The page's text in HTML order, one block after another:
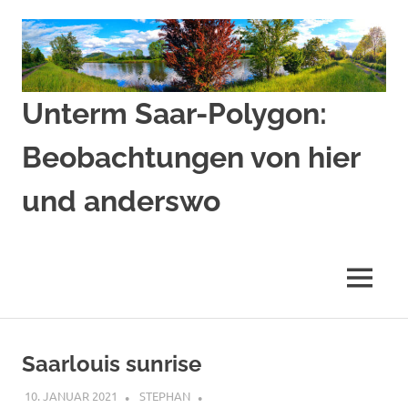
Inhalt
springen
Unterm Saar-Polygon:
Beobachtungen von hier
und anderswo
MENÜ
Saarlouis sunrise
10. JANUAR 2021 STEPHAN